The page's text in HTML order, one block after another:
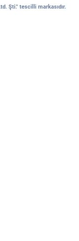
Şti." tescilli markasıdır.